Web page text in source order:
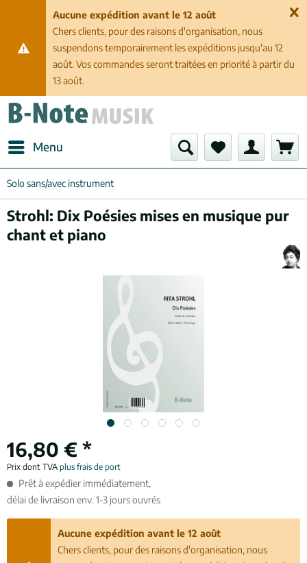
Aucune expédition avant le 12 août
Chers clients, pour des raisons d'organisation, nous
suspendons temporairement les expéditions jusqu'au 12
août. Vos commandes seront traitées en priorité à partir du
13 août.
Menu
Solo sans/avec instrument
Strohl: Dix Poésies mises en musique pur
chant et piano
16,80 € *
Prix dont TVA plus frais de port
Prêt à expédier immédiatement,
délai de livraison env. 1-3 jours ouvrés
Aucune expédition avant le 12 août
Chers clients, pour des raisons d'organisation, nous